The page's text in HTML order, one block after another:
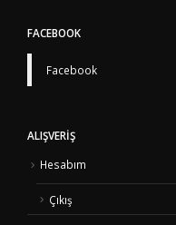
FACEBOOK
Facebook
ALIŞVERIŞ
Hesabım
Çıkış